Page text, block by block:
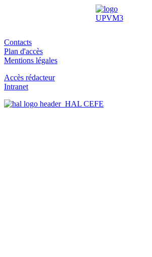
Contacts
Plan d'accès
Mentions légales
Accès rédacteur
Intranet
HAL CEFE